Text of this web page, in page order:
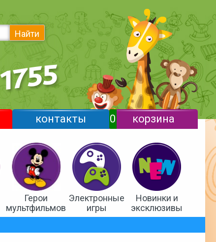
Найти
контакты 0 корзина
Герои
мультфильмов
Электронные
игры
Новинки и
эксклюзивы